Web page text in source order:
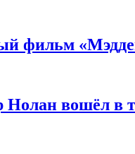
фильм
Нолан вошёл в